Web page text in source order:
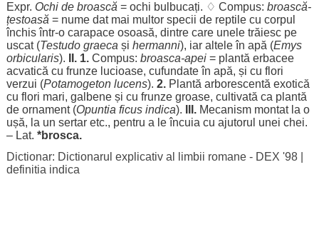
Expr. Ochide broască = ochi bulbucați. ♢ Compus: broască-
țestoasă = nume datmai multor specii de reptilecu corpul
închisîntr-o carapace osoasă, dintrecare unele trăiescpe
uscat(Testudo graeca și hermanni), iar alteleîn apă (Emys
orbicularis). II. 1.Compus: broasca-apei= plantă erbacee
acvatică cu frunze lucioase, cufundateîn apă, și cu flori
verzui (Potamogeton lucens). 2. Plantă arborescentă exotică
cu flori mari, galbeneși cu frunze groase, cultivată ca plantă
de ornament(Opuntia ficusindica). III. Mecanism montatla o
ușă, la un sertaretc., pentru a le încuia cu ajutorul unei chei.
– Lat. *brosca.
Dictionar: Dictionarul explicativ al limbii romane - DEX '98|
definitia indica